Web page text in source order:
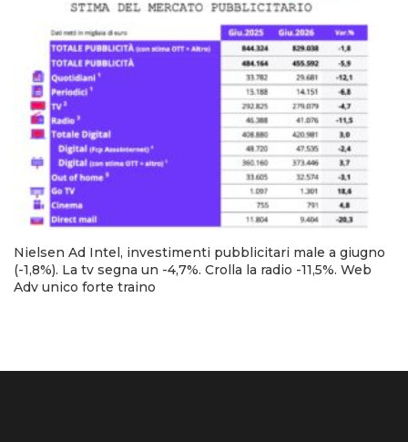
Nielsen Ad Intel, investimenti pubblicitari male a giugno
(-1,8%). La tv segna un -4,7%. Crolla la radio -11,5%. Web
Adv unico forte traino